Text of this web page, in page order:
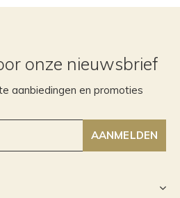
onze nieuwsbrief
aanbiedingen en promoties
AANMELDEN